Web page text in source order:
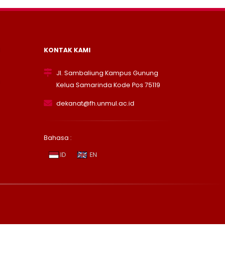
KONTAK KAMI
Jl. Sambaliung Kampus Gunung
Kelua Samarinda Kode Pos 75119
dekanat@fh.unmul.ac.id
Bahasa :
ID
EN